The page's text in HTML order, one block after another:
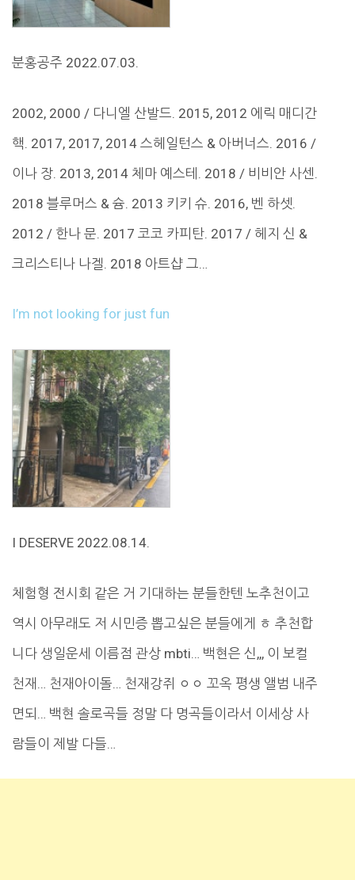
분홍공주 2022.07.03.
2002, 2000 / 다니엘 산발드. 2015, 2012 에릭 매디간
핵. 2017, 2017, 2014 스헤일턴스 & 아버너스. 2016 /
이나 장. 2013, 2014 체마 예스테. 2018 / 비비안 사센.
2018 블루머스 & 슘. 2013 키키 슈. 2016, 벤 하셋.
2012 / 한나 문. 2017 코코 카피탄. 2017 / 헤지 신 &
크리스티나 나겔. 2018 아트샵 그…
I’m not looking for just fun
I DESERVE 2022.08.14.
체험형 전시회 같은 거 기대하는 분들한텐 노추천이고
역시 아무래도 저 시민증 뽑고싶은 분들에게 ㅎ 추천합
니다 생일운세 이름점 관상 mbti… 백현은 신,,, 이 보컬
천재… 천재아이돌… 천재강쥐 ㅇㅇ 꼬옥 평생 앨범 내주
면되… 백현 솔로곡들 정말 다 명곡들이라서 이세상 사
람들이 제발 다들…